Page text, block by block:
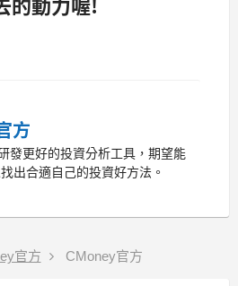
方
發更好的投資分析工具，期望能
出合適自己的投資好方法。
官方 CMoney官方